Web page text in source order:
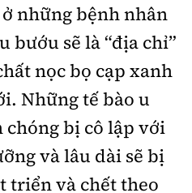
những bệnh nhân
bướu sẽ là “địa chỉ”
nọc bọ cạp xanh
Những tế bào u
chóng bị cô lập với
và lâu dài sẽ bị
triển và chết theo